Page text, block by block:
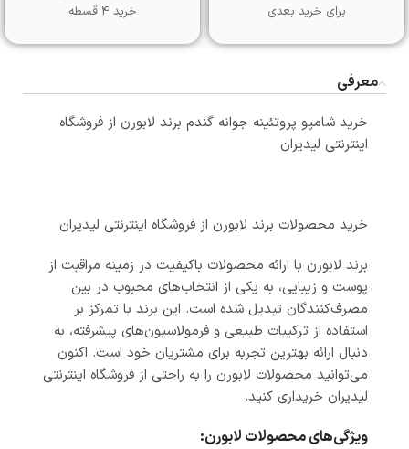
برای خرید بعدی خرید 4 قسطه
معرفی
خرید شامپو پروتئینه جوانه گندم برند لابورن از فروشگاه
اینترنتی لیدیران
خرید محصولات برند لابورن از فروشگاه اینترنتی لیدیران
برند لابورن با ارائه محصولات باکیفیت در زمینه مراقبت از
پوست و زیبایی، به یکی از انتخاب‌های محبوب در بین
مصرف‌کنندگان تبدیل شده است. این برند با تمرکز بر
استفاده از ترکیبات طبیعی و فرمولاسیون‌های پیشرفته، به
دنبال ارائه بهترین تجربه برای مشتریان خود است. اکنون
می‌توانید محصولات لابورن را به راحتی از فروشگاه اینترنتی
لیدیران خریداری کنید.
ویژگی‌های محصولات لابورن: